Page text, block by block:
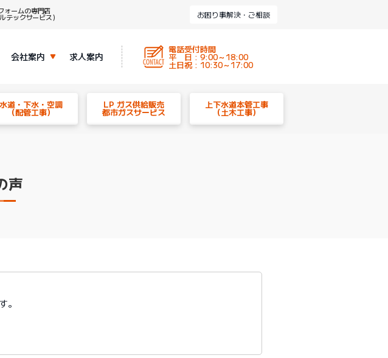
ォームの専門店
ックサービス） お困り事解決・ご相談
会社案内 求人案内
電話受付時間
平 日 : 9:00～18:00
土日祝 : 10:30～17:00
水道・下水・空調
（配管工事）
LP ガス供給販売
都市ガスサービス
上下水道本管工事
（土木工事）
声
。